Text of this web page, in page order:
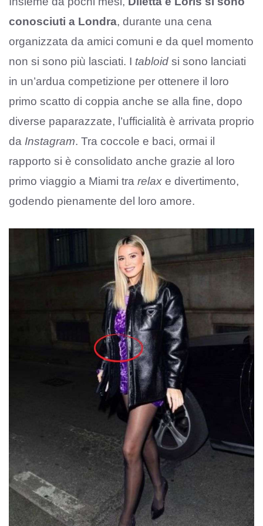
conosciuti a Londra, durante una cena
organizzata da amici comuni e da quel momento
non si sono più lasciati. I tabloid si sono lanciati
in un’ardua competizione per ottenere il loro
primo scatto di coppia anche se alla fine, dopo
diverse paparazzate, l’ufficialità è arrivata proprio
da Instagram. Tra coccole e baci, ormai il
rapporto si è consolidato anche grazie al loro
primo viaggio a Miami tra relax e divertimento,
godendo pienamente del loro amore.